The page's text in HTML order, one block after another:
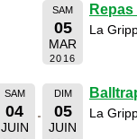
SAM
05
MAR
2016
La
SAM
04
JUIN
DIM
05
JUIN
La